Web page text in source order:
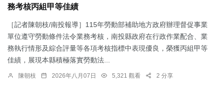
務考核丙組甲等佳績
［記者陳朝枝/南投報導］115年勞動部補助地方政府辦理督促事業
單位遵守勞動條件法令業務考核，南投縣政府在行政作業配合、業
務執行情形及綜合評量等各項考核指標中表現優良，榮獲丙組甲等
佳績，展現本縣積極落實勞動法...
陳朝枝 2026年八月07日 5,321 觀看 2 分享